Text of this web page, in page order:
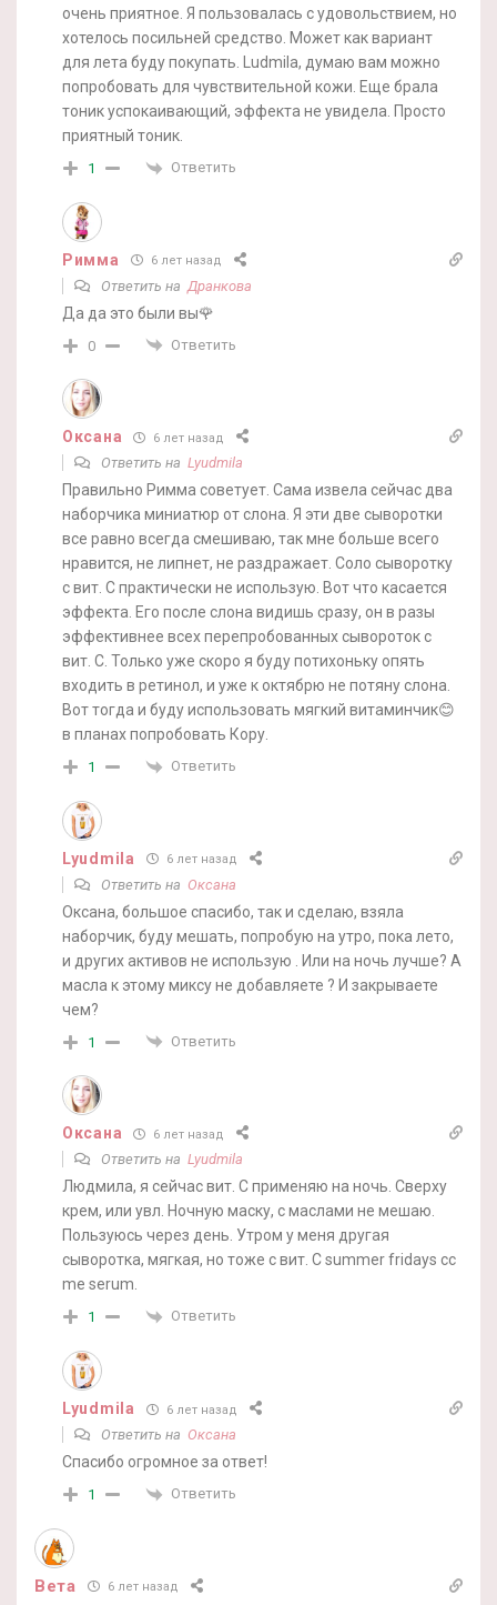
очень приятное. Я пользовалась с удовольствием, но
хотелось посильней средство. Может как вариант
для лета буду покупать. Ludmila, думаю вам можно
попробовать для чувствительной кожи. Еще брала
тоник успокаивающий, эффекта не увидела. Просто
приятный тоник.
1 Ответить
Римма 6 лет назад
Ответить на Дранкова
Да да это были вы🌹
0 Ответить
Оксана 6 лет назад
Ответить на Lyudmila
Правильно Римма советует. Сама извела сейчас два
наборчика миниатюр от слона. Я эти две сыворотки
все равно всегда смешиваю, так мне больше всего
нравится, не липнет, не раздражает. Соло сыворотку
с вит. С практически не использую. Вот что касается
эффекта. Его после слона видишь сразу, он в разы
эффективнее всех перепробованных сывороток с
вит. С. Только уже скоро я буду потихоньку опять
входить в ретинол, и уже к октябрю не потяну слона.
Вот тогда и буду использовать мягкий витаминчик😊
в планах попробовать Кору.
1 Ответить
Lyudmila 6 лет назад
Ответить на Оксана
Оксана, большое спасибо, так и сделаю, взяла
наборчик, буду мешать, попробую на утро, пока лето,
и других активов не использую . Или на ночь лучше? А
масла к этому миксу не добавляете ? И закрываете
чем?
1 Ответить
Оксана 6 лет назад
Ответить на Lyudmila
Людмила, я сейчас вит. С применяю на ночь. Сверху
крем, или увл. Ночную маску, с маслами не мешаю.
Пользуюсь через день. Утром у меня другая
сыворотка, мягкая, но тоже с вит. С summer fridays cc
me serum.
1 Ответить
Lyudmila 6 лет назад
Ответить на Оксана
Спасибо огромное за ответ!
1 Ответить
Вета 6 лет назад